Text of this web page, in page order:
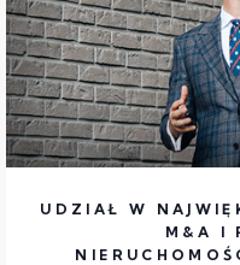
UDZIAŁ W
M&A I